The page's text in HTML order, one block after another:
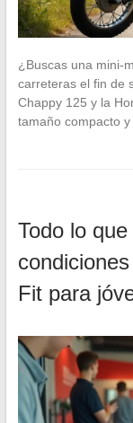
¿Buscas una mini-
carreteras el fin de
Chappy 125 y la
tamaño compacto
Todo lo
Fit para